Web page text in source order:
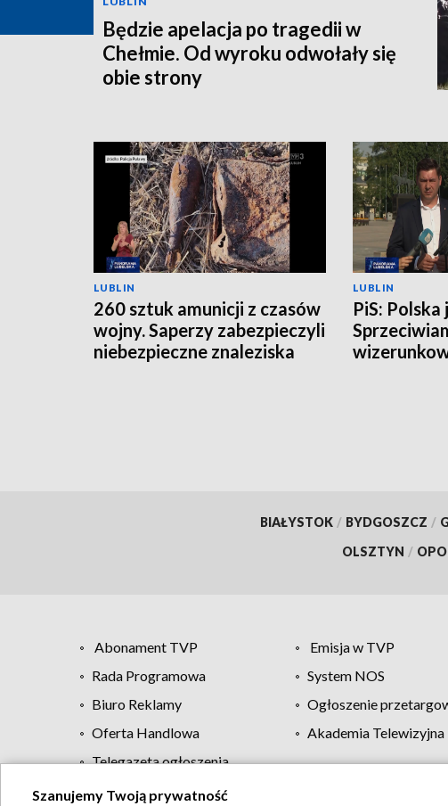
Będzie apelacja po tragedii w
Chełmie. Od wyroku odwołały się
obie strony
LUBLIN
260 sztuk amunicji z czasów
wojny. Saperzy zabezpieczyli
niebezpieczne znaleziska
LUBLIN
PiS:
BIAŁYSTOK / BYDGOSZCZ /
OLSZTYN /
Abonament TVP Emisja w TVP
Rada Programowa
System NOS
Biuro Reklamy
Ogłoszenie
Oferta Handlowa
Akademia Telewizyjna
Telegazeta ogłoszenia
Szanujemy Twoją prywatność